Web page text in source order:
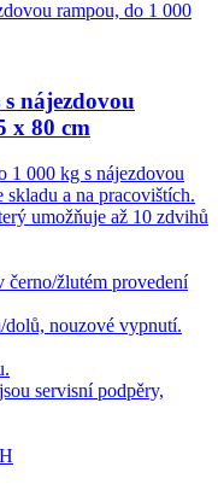
nájezdovou
x 80 cm
1 000 kg s nájezdovou
a na pracovištích.
umožňuje až 10 zdvihů
černo/žlutém provedení
dolů, nouzové vypnutí.
servisní podpěry,